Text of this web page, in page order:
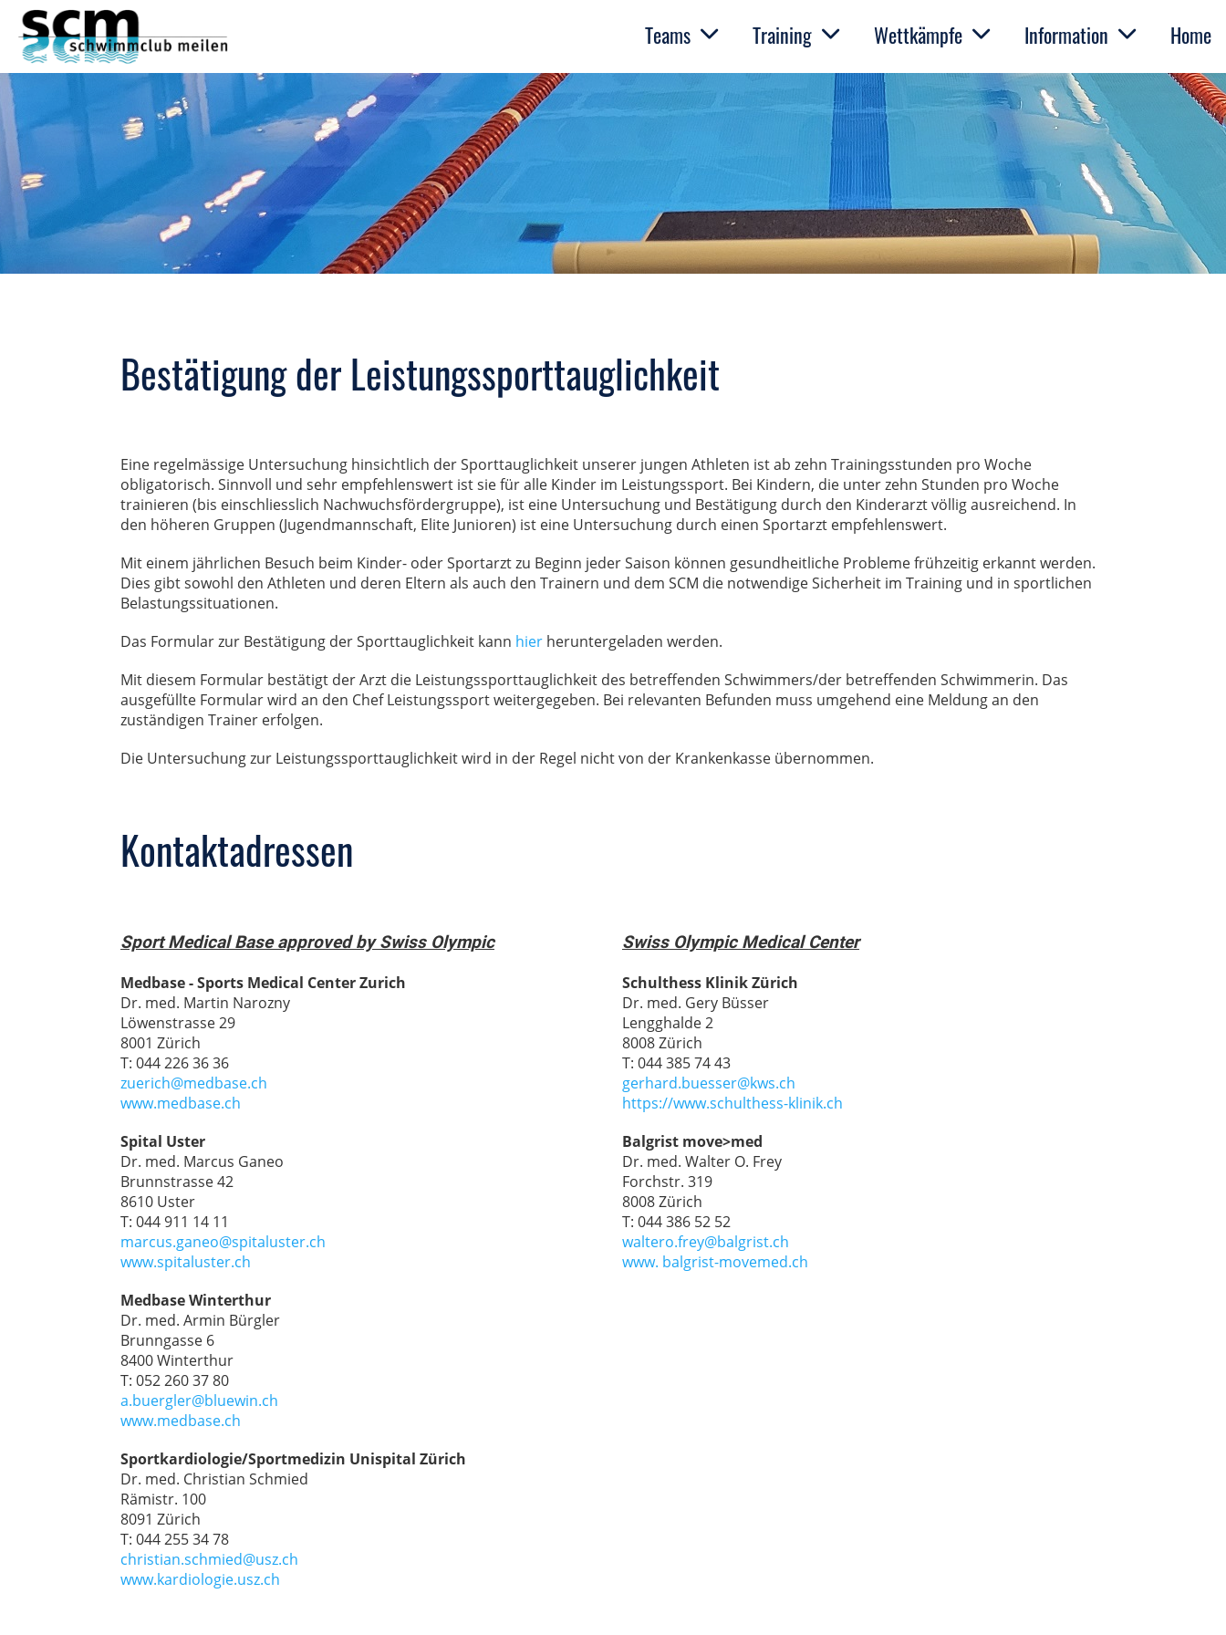
Teams Training Wettkämpfe Information Home
Bestätigung der Leistungssporttauglichkeit
Eine regelmässige Untersuchung hinsichtlich der Sporttauglichkeit unserer jungen Athleten ist ab zehn Trainingsstunden pro Woche
obligatorisch. Sinnvoll und sehr empfehlenswert ist sie für alle Kinder im Leistungssport. Bei Kindern, die unter zehn Stunden pro Woche
trainieren (bis einschliesslich Nachwuchsfördergruppe), ist eine Untersuchung und Bestätigung durch den Kinderarzt völlig ausreichend. In
den höheren Gruppen (Jugendmannschaft, Elite Junioren) ist eine Untersuchung durch einen Sportarzt empfehlenswert.
Mit einem jährlichen Besuch beim Kinder- oder Sportarzt zu Beginn jeder Saison können gesundheitliche Probleme frühzeitig erkannt werden.
Dies gibt sowohl den Athleten und deren Eltern als auch den Trainern und dem SCM die notwendige Sicherheit im Training und in sportlichen
Belastungssituationen.
Das Formular zur Bestätigung der Sporttauglichkeit kann hier heruntergeladen werden.
Mit diesem Formular bestätigt der Arzt die Leistungssporttauglichkeit des betreffenden Schwimmers/der betreffenden Schwimmerin. Das
ausgefüllte Formular wird an den Chef Leistungssport weitergegeben. Bei relevanten Befunden muss umgehend eine Meldung an den
zuständigen Trainer erfolgen.
Die Untersuchung zur Leistungssporttauglichkeit wird in der Regel nicht von der Krankenkasse übernommen.
Kontaktadressen
Sport Medical Base approved by Swiss Olympic
Medbase - Sports Medical Center Zurich
Dr. med. Martin Narozny
Löwenstrasse 29
8001 Zürich
T: 044 226 36 36
zuerich@medbase.ch
www.medbase.ch
Spital Uster
Dr. med. Marcus Ganeo
Brunnstrasse 42
8610 Uster
T: 044 911 14 11
marcus.ganeo@spitaluster.ch
www.spitaluster.ch
Medbase Winterthur
Dr. med. Armin Bürgler
Brunngasse 6
8400 Winterthur
T: 052 260 37 80
a.buergler@bluewin.ch
www.medbase.ch
Sportkardiologie/Sportmedizin Unispital Zürich
Dr. med. Christian Schmied
Rämistr. 100
8091 Zürich
T: 044 255 34 78
christian.schmied@usz.ch
www.kardiologie.usz.ch
Swiss Olympic Medical Center
Schulthess Klinik Zürich
Dr. med. Gery Büsser
Lengghalde 2
8008 Zürich
T: 044 385 74 43
gerhard.buesser@kws.ch
https://www.schulthess-klinik.ch
Balgrist move>med
Dr. med. Walter O. Frey
Forchstr. 319
8008 Zürich
T: 044 386 52 52
waltero.frey@balgrist.ch
www. balgrist-movemed.ch